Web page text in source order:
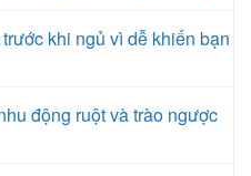
khi ngủ vì dễ khiến bạn
động ruột và trào ngược